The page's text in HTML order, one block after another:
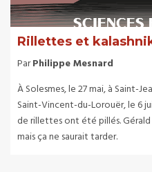
Rillettes et
ParPhilippe Mesnard
À Solesmes, le 27 mai, à Saint-
Saint-Vincent-du-Lorouër, le 6
de rillettes ont été pillés. Gérald
mais ça ne saurait tarder.